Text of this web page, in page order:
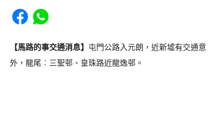
Share to Facebook
Share to WhatsApp
【馬路的事交通消息】 屯門公路入元朗，近新墟有交通意
外，龍尾︰三聖邨、皇珠路近龍逸邨。